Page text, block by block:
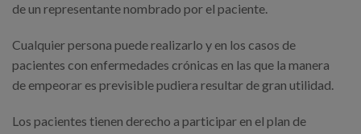
de un representante nombrado por el paciente.
Cualquier persona puede realizarlo y en los casos de
pacientes con enfermedades crónicas en las que la manera
de empeorar es previsible pudiera resultar de gran utilidad.
Los pacientes tienen derecho a participar en el plan de